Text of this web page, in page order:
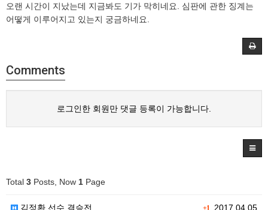
오랜 시간이 지났는데 지금봐도 기가 막히네요. 심판에 관한 징계는
어떻게 이루어지고 있는지 궁금하네요.
Comments
로그인한 회원만 댓글 등록이 가능합니다.
Total 3 Posts, Now 1 Page
+1 2017.04.05
김정환 선수 결승전